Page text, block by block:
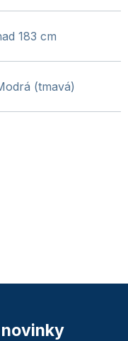
183 cm
(tmavá)